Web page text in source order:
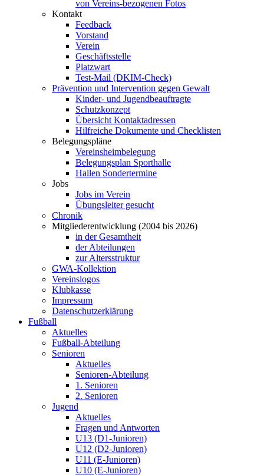
von Vereins-bezogenen Fotos
Kontakt
Feedback
Vorstand
Verein
Geschäftsstelle
Platzwart
Test-Mail (DKIM-Check)
Prävention und Intervention gegen Gewalt
Kinder- und Jugendbeauftragte
Schutzkonzept
Übersicht Kontaktadressen
Hilfreiche Dokumente und Checklisten
Belegungspläne
Vereinsheimbelegung
Belegungsplan Sporthalle
Hallen Sondertermine
Jobs
Jobs im Verein
Übungsleiter gesucht
Chronik
Mitgliederentwicklung (2004 bis 2026)
in der Gesamtheit
der Abteilungen
zur Altersstruktur
GWA-Kollektion
Vereinslogos
Klubkasse
Impressum
Datenschutzerklärung
Fußball
Aktuelles
Fußball-Abteilung
Senioren
Aktuelles
Senioren-Abteilung
1. Senioren
2. Senioren
Jugend
Aktuelles
Fragen und Antworten
U13 (D1-Junioren)
U12 (D2-Junioren)
U11 (E-Junioren)
U10 (E-Junioren)